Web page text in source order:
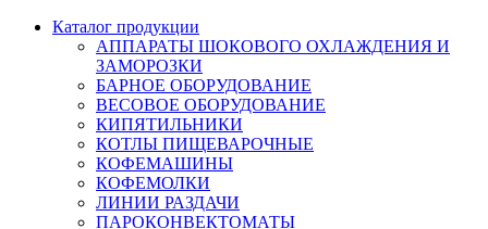
Каталог продукции
АППАРАТЫ ШОКОВОГО ОХЛАЖДЕНИЯ И
ЗАМОРОЗКИ
БАРНОЕ ОБОРУДОВАНИЕ
ВЕСОВОЕ ОБОРУДОВАНИЕ
КИПЯТИЛЬНИКИ
КОТЛЫ ПИЩЕВАРОЧНЫЕ
КОФЕМАШИНЫ
КОФЕМОЛКИ
ЛИНИИ РАЗДАЧИ
ПАРОКОНВЕКТОМАТЫ